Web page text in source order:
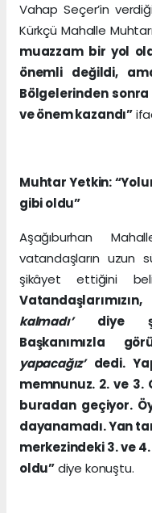
Vahap Seçer’in
Kürkçü Mahalle
muazzam bir yol
önemli değildi,
Bölgelerinden
ve önem kazandı”
Muhtar Yetkin:
gibi oldu”
Aşağıburhan
vatandaşların uzun
şikâyet ettiğini
Vatandaşlarımızın,
kalmadı’diye
Başkanımızla
yapacağız’dedi.
memnunuz. 2. ve 3.
buradan geçiyor.
dayanamadı. Yan
merkezindeki 3. ve
oldu”diye konuştu.